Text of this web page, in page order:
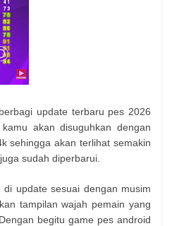
update terbaru pes 2026
akan disuguhkan dengan
sehingga akan terlihat semakin
sudah diperbarui.
update sesuai dengan musim
tampilan wajah pemain yang
begitu game pes android